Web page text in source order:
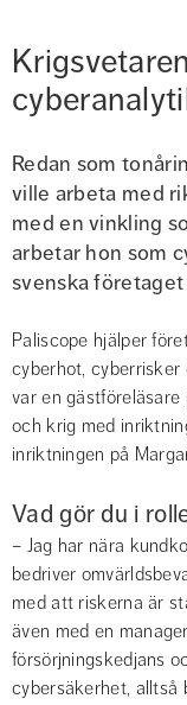
Redan som
ville arbeta med
med en vinkling
arbetar hon som
svenska företaget
Paliscope hjälper
cyberhot,
var en
och krig med
inriktningen på
Vad gör du i
– Jag har nära
bedriver
med att riskerna är
även med en
försörjningskedjans
cybersäkerhet, alltså